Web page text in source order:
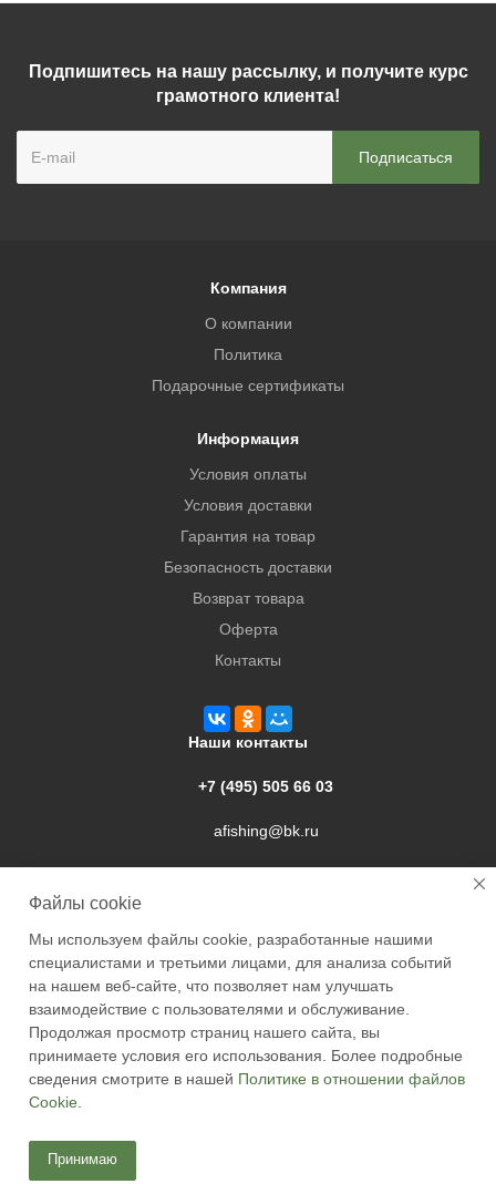
Подпишитесь на нашу рассылку, и получите курс
грамотного клиента!
Компания
О компании
Политика
Подарочные сертификаты
Информация
Условия оплаты
Условия доставки
Гарантия на товар
Безопасность доставки
Возврат товара
Оферта
Контакты
Наши контакты
+7 (495) 505 66 03
afishing@bk.ru
2026 © Academyfishing - продажа товаров для рыбалки по
Москве и России
Файлы cookie
Мы используем файлы cookie, разработанные нашими
специалистами и третьими лицами, для анализа событий
на нашем веб-сайте, что позволяет нам улучшать
взаимодействие с пользователями и обслуживание.
Продолжая просмотр страниц нашего сайта, вы
принимаете условия его использования. Более подробные
сведения смотрите в нашей Политике в отношении файлов
Cookie
Принимаю